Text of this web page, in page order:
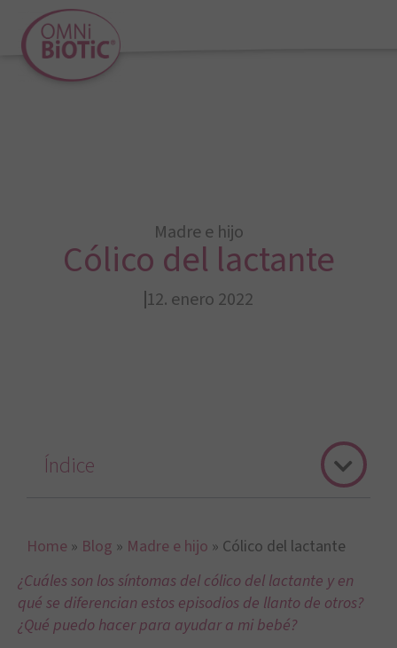
Madre e hijo
Cólico del lactante
12. enero 2022
Home » Blog » Madre e hijo » Cólico del lactante
¿Cuáles son los síntomas del cólico del lactante y en
qué se diferencian estos episodios de llanto de otros?
¿Qué puedo hacer para ayudar a mi bebé?
Índice